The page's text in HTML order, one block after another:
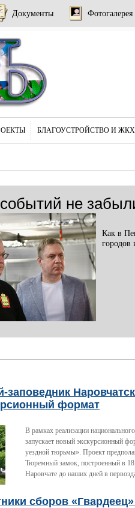
Документы Фотогалерея
БЛАГОУСТРОЙСТВО И ЖКХ
не
Как в
городов
заповедник
формат
В рамках реализации
запускает новый экскурсионный
уездной тюрьмы». Проект
Тюремный замок, построенный в
Наровчате до наших дней в
сборов